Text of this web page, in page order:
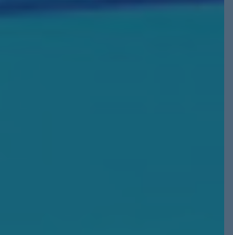
informiert bleiben!
Neuigkeiten aus dem
Per
sobald neue Beiträge
aktivieren